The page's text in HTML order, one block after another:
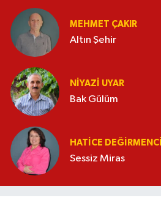
MEHMET ÇAKIR
Altın Şehir
NIYAZI UYAR
Bak Gülüm
HATICE
Sessiz Miras